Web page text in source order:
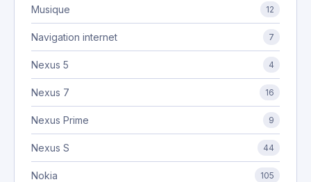
Musique 12
Navigation internet 7
Nexus 5 4
Nexus 7 16
Nexus Prime 9
Nexus S 44
Nokia 105